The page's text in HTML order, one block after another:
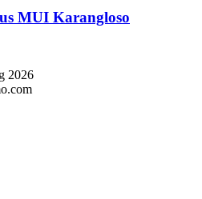
MUI Karangloso
2026